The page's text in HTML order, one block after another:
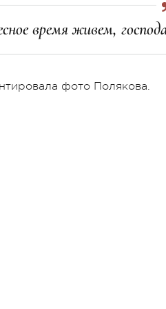
время живем,
фото Полякова.